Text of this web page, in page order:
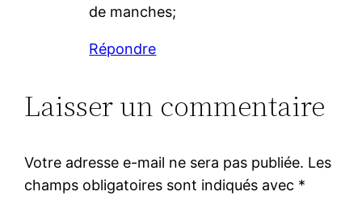
de manches;
Répondre
Laisser un commentaire
Votre adresse e-mail ne sera pas publiée. Les
champs obligatoires sont indiqués avec *